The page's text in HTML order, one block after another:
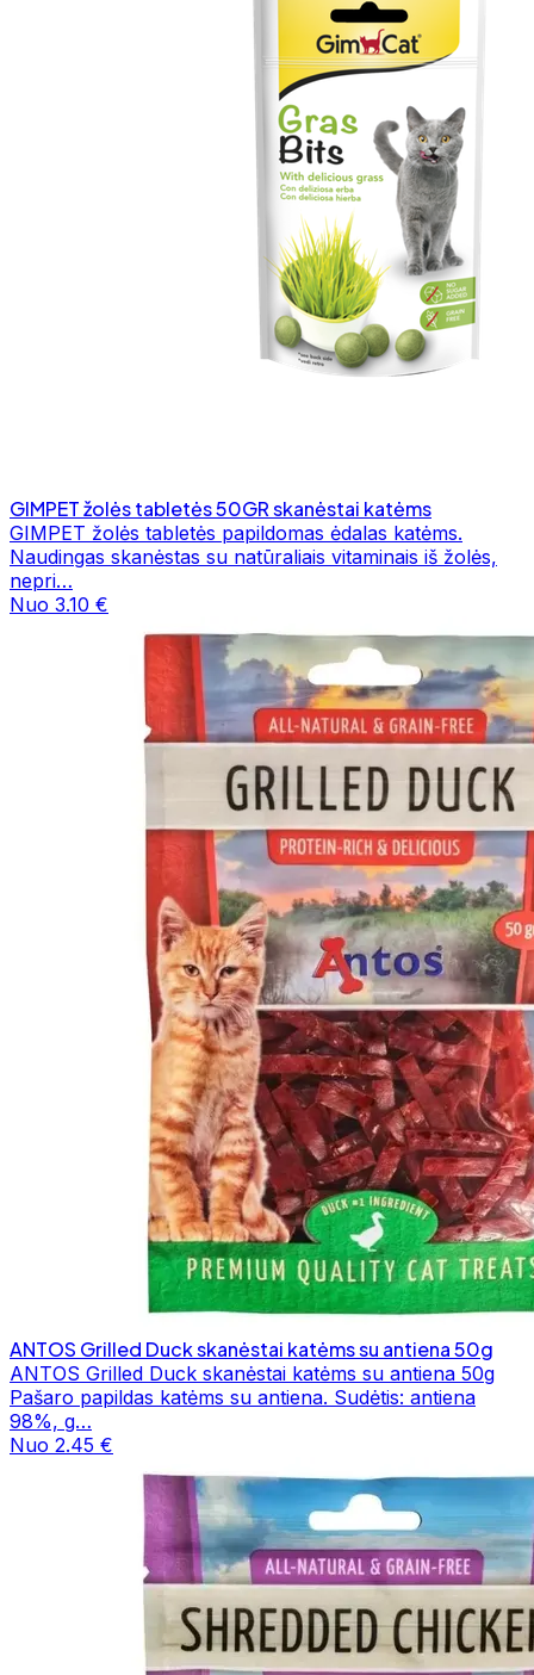
GIMPET žolės tabletės 50GR skanėstai katėms
GIMPET žolės tabletės papildomas ėdalas katėms.
Naudingas skanėstas su natūraliais vitaminais iš žolės,
nepri…
Nuo 3.10 €
ANTOS Grilled Duck skanėstai katėms su antiena 50g
ANTOS Grilled Duck skanėstai katėms su antiena 50g
Pašaro papildas katėms su antiena. Sudėtis: antiena
98%, g…
Nuo 2.45 €